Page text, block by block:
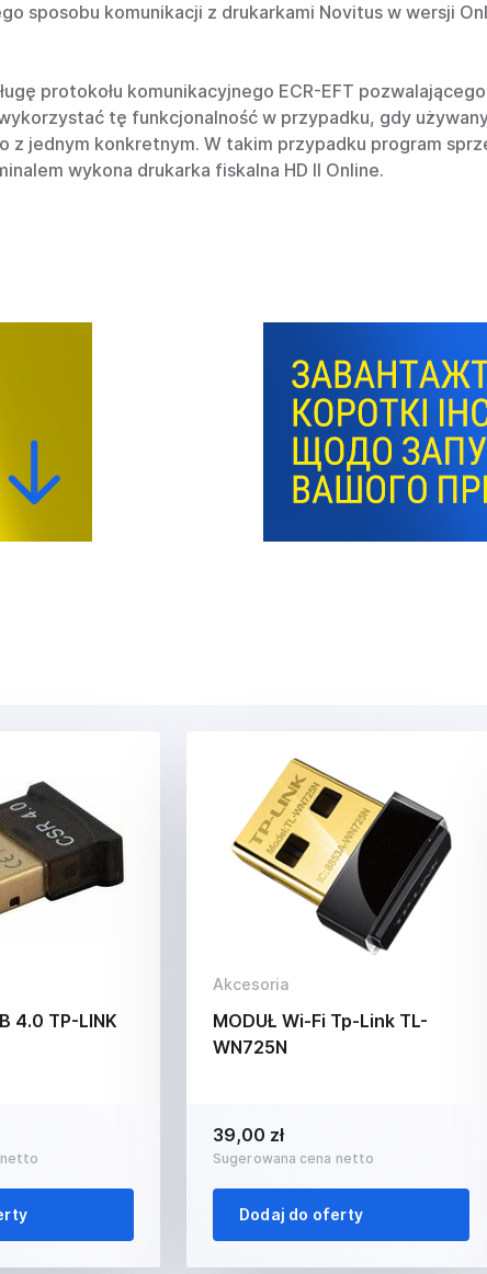
sposobu komunikacji z drukarkami Novitus w wersji
protokołu komunikacyjnego ECR-EFT
tę funkcjonalność w przypadku, gdy
z jednym konkretnym. W takim przypadku program
wykona drukarka fiskalna HD II Online.
4.0 TP-LINK
netto
Akcesoria
MODUŁ Wi-Fi Tp-Link TL-
WN725N
39,00 zł
Sugerowana cena netto
Dodaj do oferty